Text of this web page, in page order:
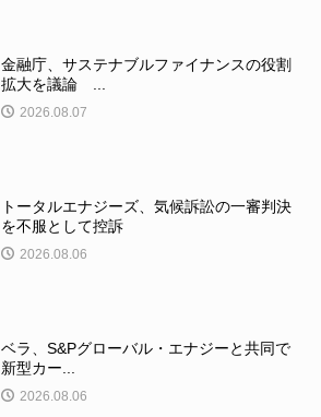
金融庁、サステナブルファイナンスの役割
拡大を議論 ...
2026.08.07
トータルエナジーズ、気候訴訟の一審判決
を不服として控訴
2026.08.06
ベラ、S&Pグローバル・エナジーと共同で
新型カー...
2026.08.06